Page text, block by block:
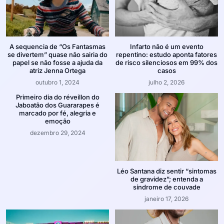
A sequencia de “Os Fantasmas
se divertem” quase não sairia do
papel se não fosse a ajuda da
atriz Jenna Ortega
outubro 1, 2024
Infarto não é um evento
repentino: estudo aponta fatores
de risco silenciosos em 99% dos
casos
julho 2, 2026
Primeiro dia do réveillon do
Jaboatão dos Guararapes é
marcado por fé, alegria e
emoção
dezembro 29, 2024
Léo Santana diz sentir “sintomas
de gravidez”; entenda a
síndrome de couvade
janeiro 17, 2026